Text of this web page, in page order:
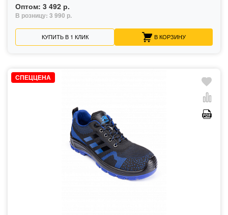
Оптом: 3 492 р.
В розницу: 3 990 р.
КУПИТЬ В 1 КЛИК В КОРЗИНУ
СПЕЦЦЕНА